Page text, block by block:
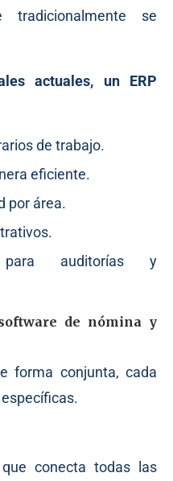
tradicionalmente se
actuales, un ERP
de trabajo.
eficiente.
por área.
para auditorías y
de nómina y
forma conjunta, cada
conecta todas las